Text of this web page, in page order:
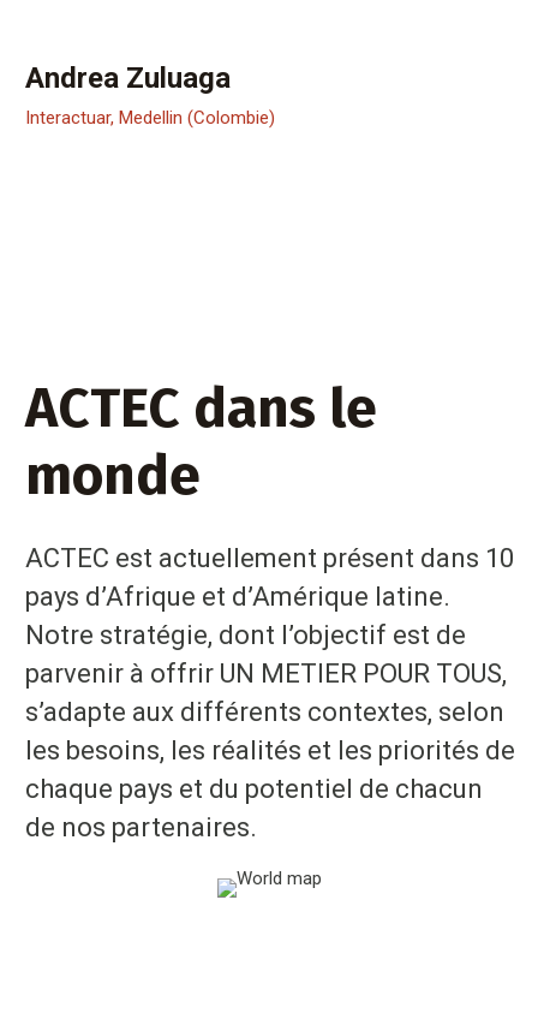
Andrea Zuluaga
Interactuar, Medellin (Colombie)
ACTEC dans le
monde
ACTEC est actuellement présent dans 10
pays d’Afrique et d’Amérique latine.
Notre stratégie, dont l’objectif est de
parvenir à offrir UN METIER POUR TOUS,
s’adapte aux différents contextes, selon
les besoins, les réalités et les priorités de
chaque pays et du potentiel de chacun
de nos partenaires.